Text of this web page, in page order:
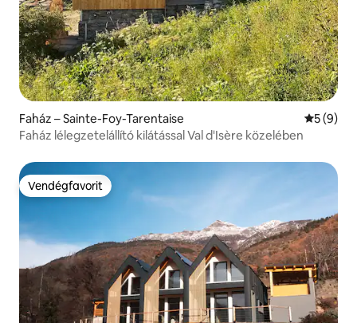
Faház – Sainte-Foy-Tarentaise Átlagos
5 (9)
Faház lélegzetelállító kilátással Val d'Isère közelében
Vendégfavorit
Vendégfavorit